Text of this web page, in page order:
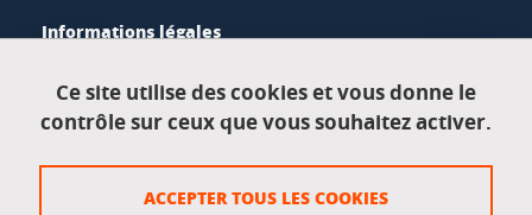
Informations légales
Données personnelles
Crédits
Ce site utilise des cookies et vous donne le
contrôle sur ceux que vous souhaitez activer.
ACCEPTER TOUS LES COOKIES